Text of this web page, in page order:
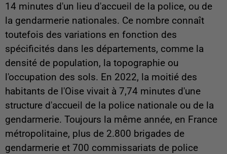
14 minutes d'un lieu d'accueil de la police, ou de
la gendarmerie nationales. Ce nombre connaît
toutefois des variations en fonction des
spécificités dans les départements, comme la
densité de population, la topographie ou
l'occupation des sols. En 2022, la moitié des
habitants de l'Oise vivait à 7,74 minutes d'une
structure d'accueil de la police nationale ou de la
gendarmerie. Toujours la même année, en France
métropolitaine, plus de 2.800 brigades de
gendarmerie et 700 commissariats de police